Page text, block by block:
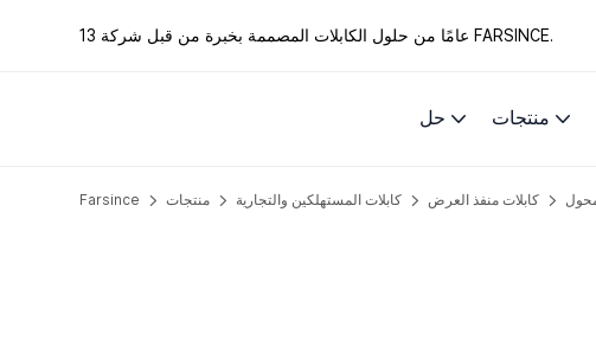
13 عامًا من حلول الكابلات المصممة بخبرة من قبل شركة FARSINCE.
حل منتجات
Farsince منتجات كابلات المستهلكين والتجارية كابلات منفذ العرض